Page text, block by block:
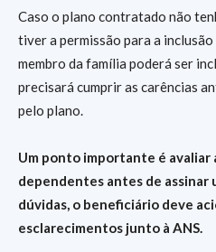
Caso o plano contratado não
tiver a permissão para a
membro da família poderá ser
precisará cumprir as carências
pelo plano.
Um ponto importante é avaliar
dependentes antes de assinar
dúvidas, o beneficiário deve
esclarecimentos junto à ANS.